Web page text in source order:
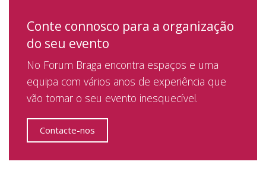
Conte connosco para a organização
do seu evento
No Forum Braga encontra espaços e uma
equipa com vários anos de experiência que
vão tornar o seu evento inesquecível.
Contacte-nos